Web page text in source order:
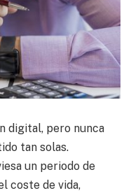
digital, pero nunca
tan solas.
un periodo de
coste de vida,